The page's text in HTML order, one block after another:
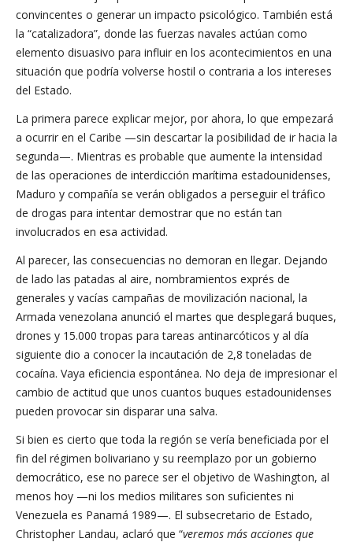
convincentes o generar un impacto psicológico. También está
la “catalizadora”, donde las fuerzas navales actúan como
elemento disuasivo para influir en los acontecimientos en una
situación que podría volverse hostil o contraria a los intereses
del Estado.
La primera parece explicar mejor, por ahora, lo que empezará
a ocurrir en el Caribe —sin descartar la posibilidad de ir hacia la
segunda—. Mientras es probable que aumente la intensidad
de las operaciones de interdicción marítima estadounidenses,
Maduro y compañía se verán obligados a perseguir el tráfico
de drogas para intentar demostrar que no están tan
involucrados en esa actividad.
Al parecer, las consecuencias no demoran en llegar. Dejando
de lado las patadas al aire, nombramientos exprés de
generales y vacías campañas de movilización nacional, la
Armada venezolana anunció el martes que desplegará buques,
drones y 15.000 tropas para tareas antinarcóticos y al día
siguiente dio a conocer la incautación de 2,8 toneladas de
cocaína. Vaya eficiencia espontánea. No deja de impresionar el
cambio de actitud que unos cuantos buques estadounidenses
pueden provocar sin disparar una salva.
Si bien es cierto que toda la región se vería beneficiada por el
fin del régimen bolivariano y su reemplazo por un gobierno
democrático, ese no parece ser el objetivo de Washington, al
menos hoy —ni los medios militares son suficientes ni
Venezuela es Panamá 1989—. El subsecretario de Estado,
Christopher Landau, aclaró que “veremos más acciones que